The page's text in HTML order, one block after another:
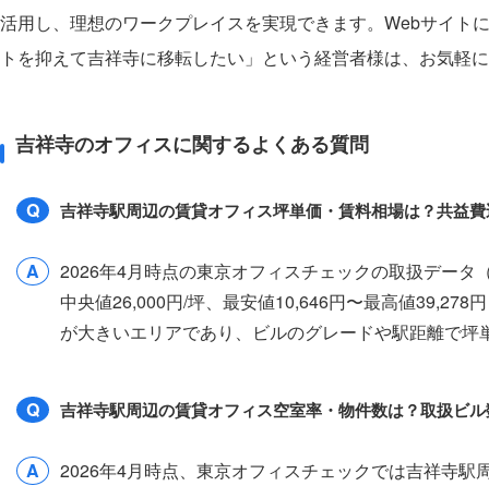
活用し、理想のワークプレイスを実現できます。Webサイト
トを抑えて吉祥寺に移転したい」という経営者様は、お気軽
吉祥寺のオフィスに関するよくある質問
Q 吉祥寺駅周辺の賃貸オフィス坪単価・賃料相場は？共益
A
2026年4月時点の東京オフィスチェックの取扱デー
中央値26,000円/坪、最安値10,646円〜最高値39,278
が大きいエリアであり、ビルのグレードや駅距離で
Q 吉祥寺駅周辺の賃貸オフィス空室率・物件数は？取扱ビ
A
2026年4月時点、東京オフィスチェックでは吉祥寺